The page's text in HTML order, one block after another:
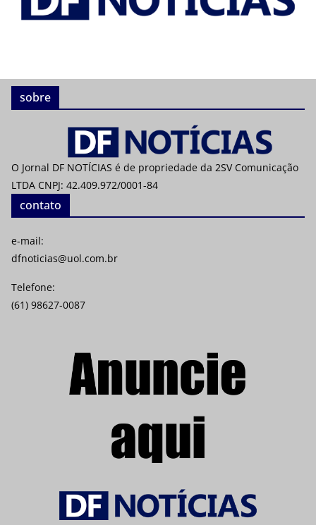
sobre
O Jornal DF NOTÍCIAS é de propriedade da 2SV Comunicação
LTDA CNPJ: 42.409.972/0001-84
contato
e-mail:
dfnoticias@uol.com.br
Telefone:
(61) 98627-0087